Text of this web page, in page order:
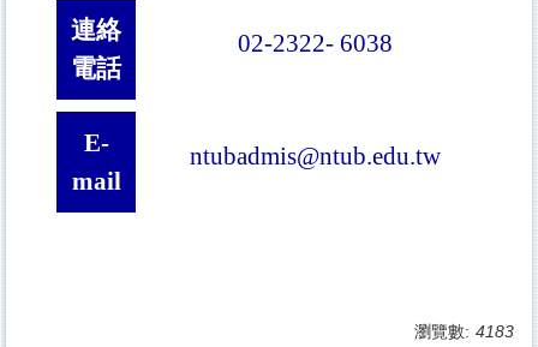
連絡
電話
02-2322- 6038
E-
mail
ntubadmis@ntub.edu.tw
瀏覽數: 4183